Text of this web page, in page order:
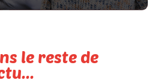
le reste de